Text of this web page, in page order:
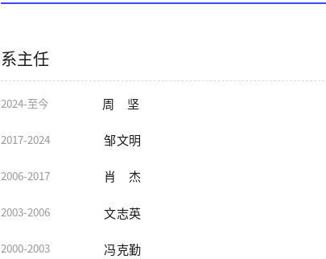
系主任
周坚
2024-至今
邹文明
2017-2024
肖杰
2006-2017
文志英
2003-2006
冯克勤
2000-2003